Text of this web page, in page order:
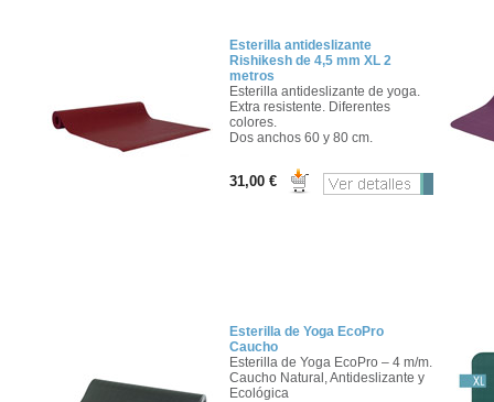
Esterilla antideslizante
Rishikesh de 4,5 mm XL 2
metros
Esterilla antideslizante de yoga.
Extra resistente. Diferentes
colores.
Dos anchos 60 y 80 cm.
31,00 €
Esterilla de Yoga EcoPro
Caucho
Esterilla de Yoga EcoPro – 4 m/m.
Caucho Natural, Antideslizante y
Ecológica